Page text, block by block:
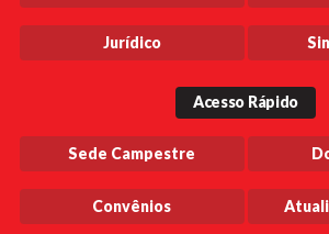
Jurídico
Acesso Rápido
Sede Campestre
Convênios